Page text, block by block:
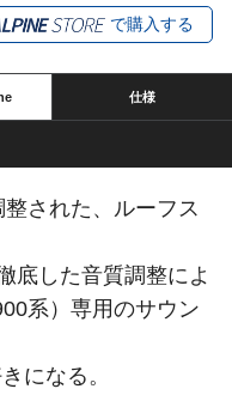
で購入する
仕様
された、ルーフス
底した音質調整によ
系）専用のサウン
になる。